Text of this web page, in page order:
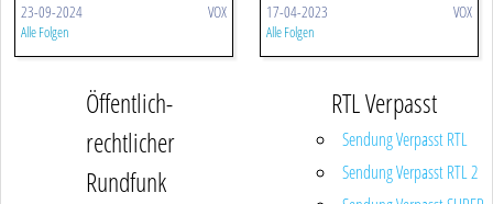
23-09-2024 VOX
Alle Folgen
17-04-2023 VOX
Alle Folgen
Öffentlich-
rechtlicher
Rundfunk
RTL Verpasst
Sendung Verpasst RTL
Sendung Verpasst RTL 2